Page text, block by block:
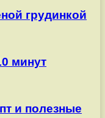
грудинкой
минут
и полезные